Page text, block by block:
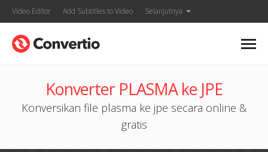
Video Editor Add Subtitles to Video Selanjutnya
Konverter PLASMA ke JPE
Konversikan file plasma ke jpe secara online &
gratis